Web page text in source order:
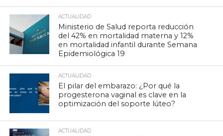
ACTUALIDAD
Ministerio de Salud reporta reducción
del 42% en mortalidad materna y 12%
en mortalidad infantil durante Semana
Epidemiológica 19
ACTUALIDAD
El pilar del embarazo: ¿Por qué la
progesterona vaginal es clave en la
optimización del soporte lúteo?
ACTUALIDAD